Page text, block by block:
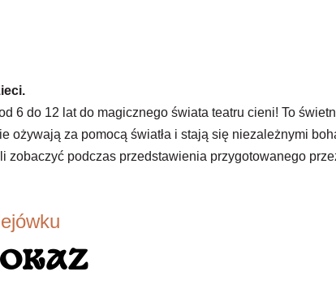
6 do 12 lat do magicznego świata teatru cieni! To
ożywają za pomocą światła i stają się niezależnymi
zobaczyć podczas przedstawienia przygotowanego